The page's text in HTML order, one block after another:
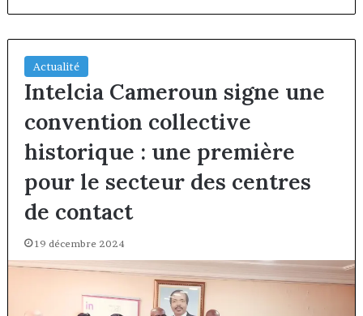
Actualité
Intelcia Cameroun signe une
convention collective
historique : une première
pour le secteur des centres
de contact
19 décembre 2024